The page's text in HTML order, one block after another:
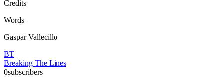
Credits
Words
Gaspar Vallecillo
BT
Breaking The Lines
0subscribers